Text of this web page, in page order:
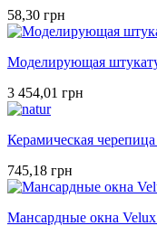
58,30 грн
Моделирующая
3 454,01 грн
Керамическая
745,18 грн
Мансардные окна